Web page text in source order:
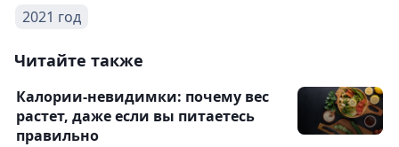
2021 год
Читайте также
Калории-невидимки: почему вес
растет, даже если вы питаетесь
правильно